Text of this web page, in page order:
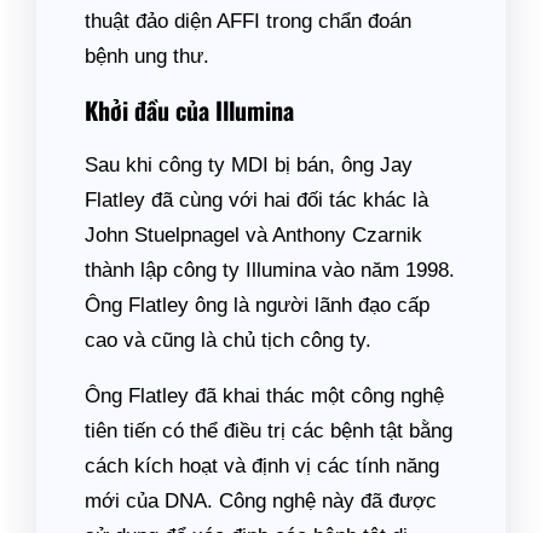
thuật đảo diện AFFI trong chẩn đoán
bệnh ung thư.
Khởi đầu của Illumina
Sau khi công ty MDI bị bán, ông Jay
Flatley đã cùng với hai đối tác khác là
John Stuelpnagel và Anthony Czarnik
thành lập công ty Illumina vào năm 1998.
Ông Flatley ông là người lãnh đạo cấp
cao và cũng là chủ tịch công ty.
Ông Flatley đã khai thác một công nghệ
tiên tiến có thể điều trị các bệnh tật bằng
cách kích hoạt và định vị các tính năng
mới của DNA. Công nghệ này đã được